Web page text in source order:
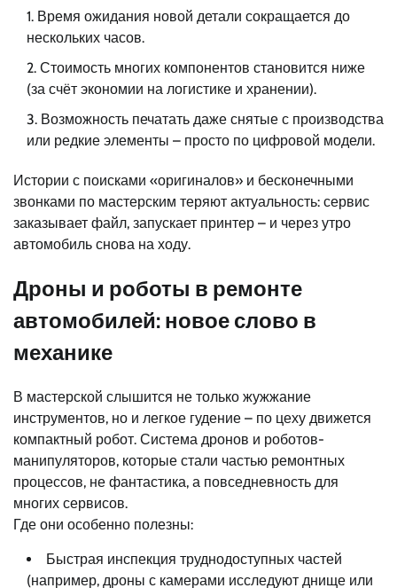
Время ожидания новой детали сокращается до
нескольких часов.
Стоимость многих компонентов становится ниже
(за счёт экономии на логистике и хранении).
Возможность печатать даже снятые с производства
или редкие элементы – просто по цифровой модели.
Истории с поисками «оригиналов» и бесконечными
звонками по мастерским теряют актуальность: сервис
заказывает файл, запускает принтер – и через утро
автомобиль снова на ходу.
Дроны и роботы в ремонте
автомобилей: новое слово в
механике
В мастерской слышится не только жужжание
инструментов, но и легкое гудение – по цеху движется
компактный робот. Система дронов и роботов-
манипуляторов, которые стали частью ремонтных
процессов, не фантастика, а повседневность для
многих сервисов.
Где они особенно полезны:
Быстрая инспекция труднодоступных частей
(например, дроны с камерами исследуют днище или